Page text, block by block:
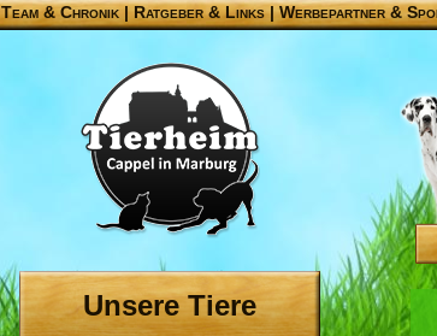
Team & Chronik |Ratgeber & Links|Werbepartner &
Unsere Tiere